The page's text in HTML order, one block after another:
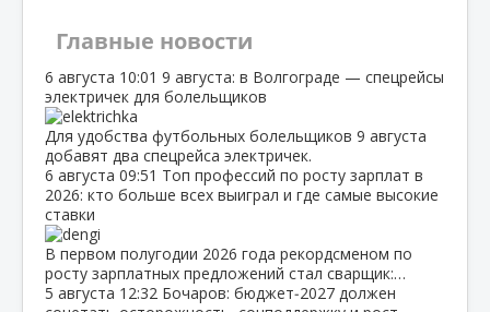
Главные новости
6 августа 10:01 9 августа: в Волгограде — спецрейсы
электричек для болельщиков
Для удобства футбольных болельщиков 9 августа
добавят два спецрейса электричек.
6 августа 09:51 Топ профессий по росту зарплат в
2026: кто больше всех выиграл и где самые высокие
ставки
В первом полугодии 2026 года рекордсменом по
росту зарплатных предложений стал сварщик:…
5 августа 12:32 Бочаров: бюджет‑2027 должен